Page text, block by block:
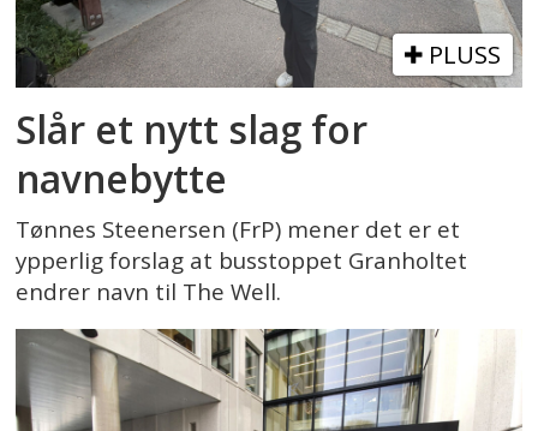
PLUSS
Slår et nytt slag for
navnebytte
Tønnes Steenersen (FrP) mener det er et
ypperlig forslag at busstoppet Granholtet
endrer navn til The Well.